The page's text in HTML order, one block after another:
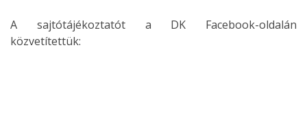
A sajtótájékoztatót a DK Facebook-oldalán
közvetítettük: